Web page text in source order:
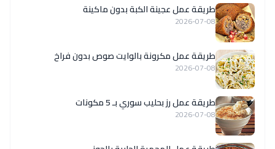
طريقة عمل عجينة الكبة بدون ماكينة
2026-07-08
طريقة عمل مكرونة بالوايت صوص بدون فراخ
2026-07-08
طريقة عمل رز بحليب سوري بـ 5 مكونات
2026-07-08